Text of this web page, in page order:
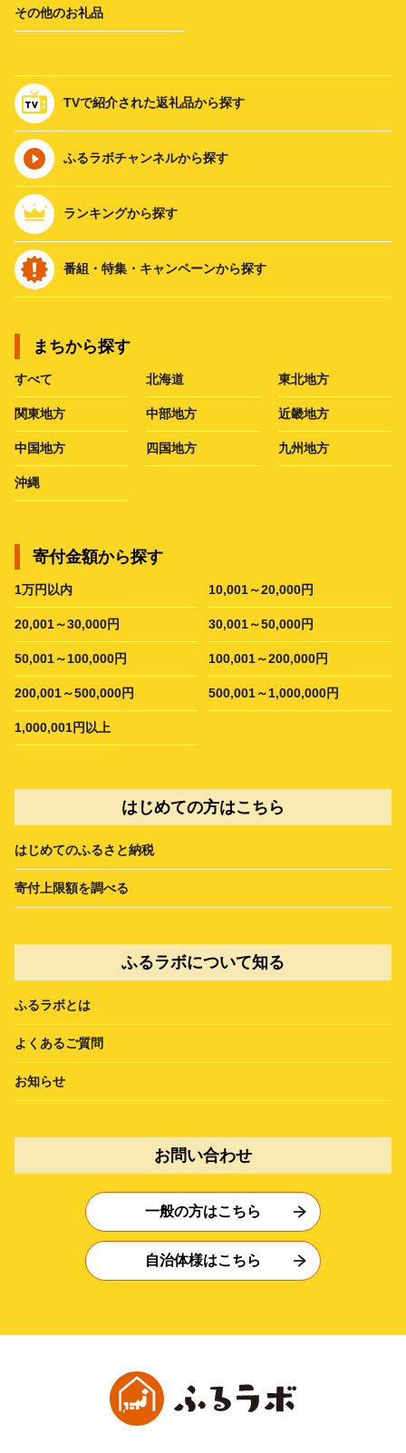
その他のお礼品
TVで紹介された返礼品から探す
ふるラボチャンネルから探す
ランキングから探す
番組・特集・キャンペーンから探す
まちから探す
すべて 北海道 東北地方
関東地方 中部地方 近畿地方
中国地方 四国地方 九州地方
沖縄
寄付金額から探す
1万円以内 10,001～20,000円
20,001～30,000円 30,001～50,000円
50,001～100,000円 100,001～200,000円
200,001～500,000円 500,001～1,000,000円
1,000,001円以上
はじめての方はこちら
はじめてのふるさと納税
寄付上限額を調べる
ふるラボについて知る
ふるラボとは
よくあるご質問
お知らせ
お問い合わせ
一般の方はこちら
自治体様はこちら